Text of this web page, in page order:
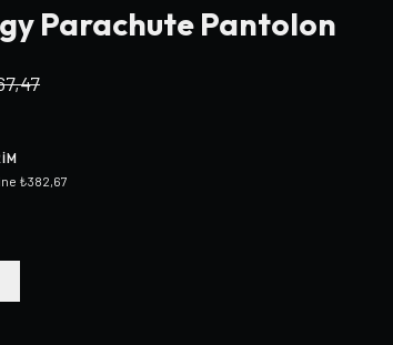
Parachute Pantolon
₺382,67